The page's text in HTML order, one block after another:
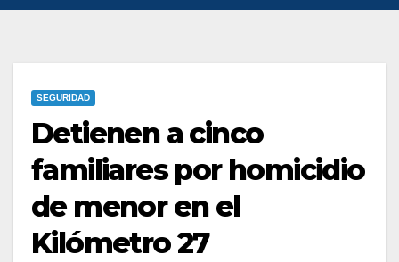
SEGURIDAD
Detienen a cinco
familiares por homicidio
de menor en el
Kilómetro 27